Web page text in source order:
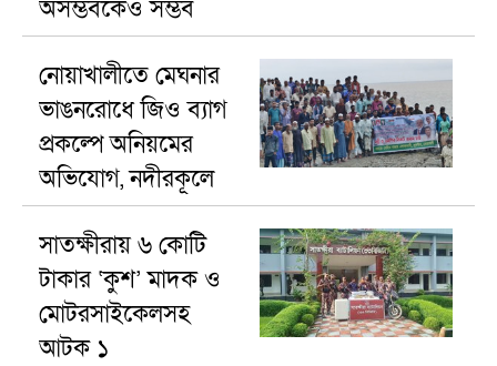
অসম্ভবকেও সম্ভব
করা যায়।
নোয়াখালীতে মেঘনার
ভাঙনরোধে জিও ব্যাগ
প্রকল্পে অনিয়মের
অভিযোগ, নদীরকূলে
এলাকাবাসীর
মানববন্ধন
সাতক্ষীরায় ৬ কোটি
টাকার ‘কুশ’ মাদক ও
মোটরসাইকেলসহ
আটক ১